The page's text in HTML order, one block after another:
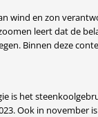
wind en zon
leert dat de
Binnen deze
is het
Ook in november